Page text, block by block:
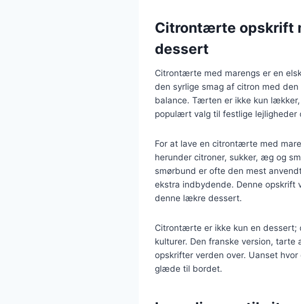
Citrontærte opskrift
dessert
Citrontærte med marengs er en
den syrlige smag af citron med
balance. Tærten er ikke kun
populært valg til festlige lejligheder
For at lave en citrontærte med
herunder citroner, sukker, æg og
smørbund er ofte den mest
ekstra indbydende. Denne opskrift
denne lækre dessert.
Citrontærte er ikke kun en dessert;
kulturer. Den franske version,
opskrifter verden over. Uanset
glæde til bordet.